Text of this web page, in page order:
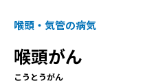
喉頭・気管の病気
喉頭がん
こうとうがん